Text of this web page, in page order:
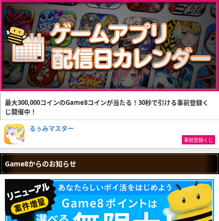
最大300,000コインのGame8コインが当たる！30秒で引ける事前登録く
じ開催中！
るぅみマスター
事前登録くじ
Game8からのお知らせ